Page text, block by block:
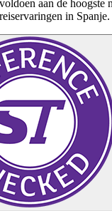
aan de
in Spanje.